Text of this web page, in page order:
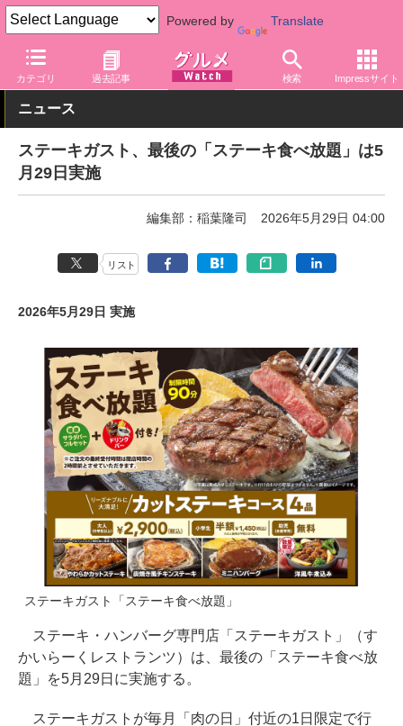
Powered by Translate
カテゴリ 過去記事 検索 Impressサイト
グルメ Watch サービス 食べ放題・飲み放題
ニュース
ステーキガスト、最後の「ステーキ食べ放題」は5
月29日実施
編集部：稲葉隆司 2026年5月29日 04:00
リスト
2026年5月29日 実施
ステーキガスト「ステーキ食べ放題」
ステーキ・ハンバーグ専門店「ステーキガスト」（す
かいらーくレストランツ）は、最後の「ステーキ食べ放
題」を5月29日に実施する。
ステーキガストが毎月「肉の日」付近の1日限定で行